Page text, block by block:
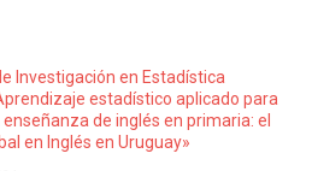
Investigación en Estadística
estadístico aplicado para
de inglés en primaria: el
en Inglés en Uruguay»